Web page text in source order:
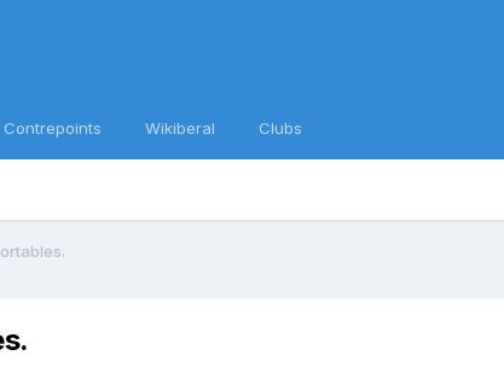
Contrepoints Wikiberal Clubs